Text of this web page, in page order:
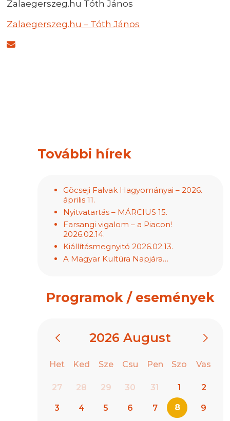
Zalaegerszeg.hu Tóth János
Zalaegerszeg.hu – Tóth János
További hírek
Göcseji Falvak Hagyományai – 2026.
április 11.
Nyitvatartás – MÁRCIUS 15.
Farsangi vigalom – a Piacon!
2026.02.14.
Kiállításmegnyitó 2026.02.13.
A Magyar Kultúra Napjára…
Programok / események
2026 August
Het Ked Sze Csu Pen Szo Vas
27 28 29 30 31 1 2
3 4 5 6 7 8 9